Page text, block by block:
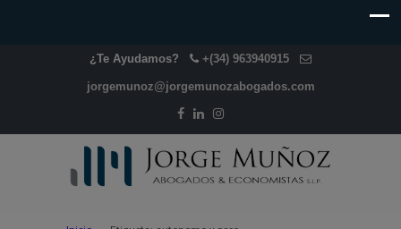
¿Te Ayudamos? +(34) 963940915
jorgemunoz@jorgemunozabogados.com